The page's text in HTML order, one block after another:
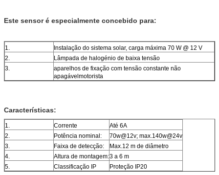
Este sensor é especialmente concebido para:
1.
Instalação do sistema solar, carga máxima 70 W @ 12 V
2.
Lâmpada de halogénio de baixa tensão
3.
aparelhos de fixação com tensão constante não
apagávelmotorista
Características:
1. Corrente
Até 6A
2.
Potência nominal:
70w@12v; max.140w@24v
3.
Faixa de detecção:
Max.12 m de diâmetro
4.
Altura de montagem:3 a 6 m
5.
Classificação IP Proteção IP20